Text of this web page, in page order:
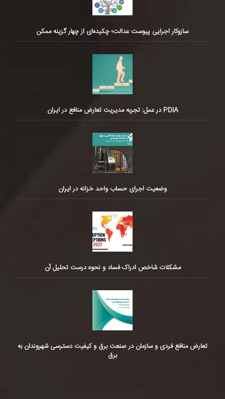
سازوکار اجرایی پیوست عدالت؛ چکیده‌ای از چهار گزینه ممکن
PDIA در عمل: تجربه مدیریت تعارض منافع در ایران
وضعیت اجرای حساب واحد خزانه در ایران
مشکلات شاخص ادراک فساد و نحوه درست تحلیل آن
تعارض منافع فردی و سازمان در صنعت برق و کیفیت دسترسی شهروندان به
برق